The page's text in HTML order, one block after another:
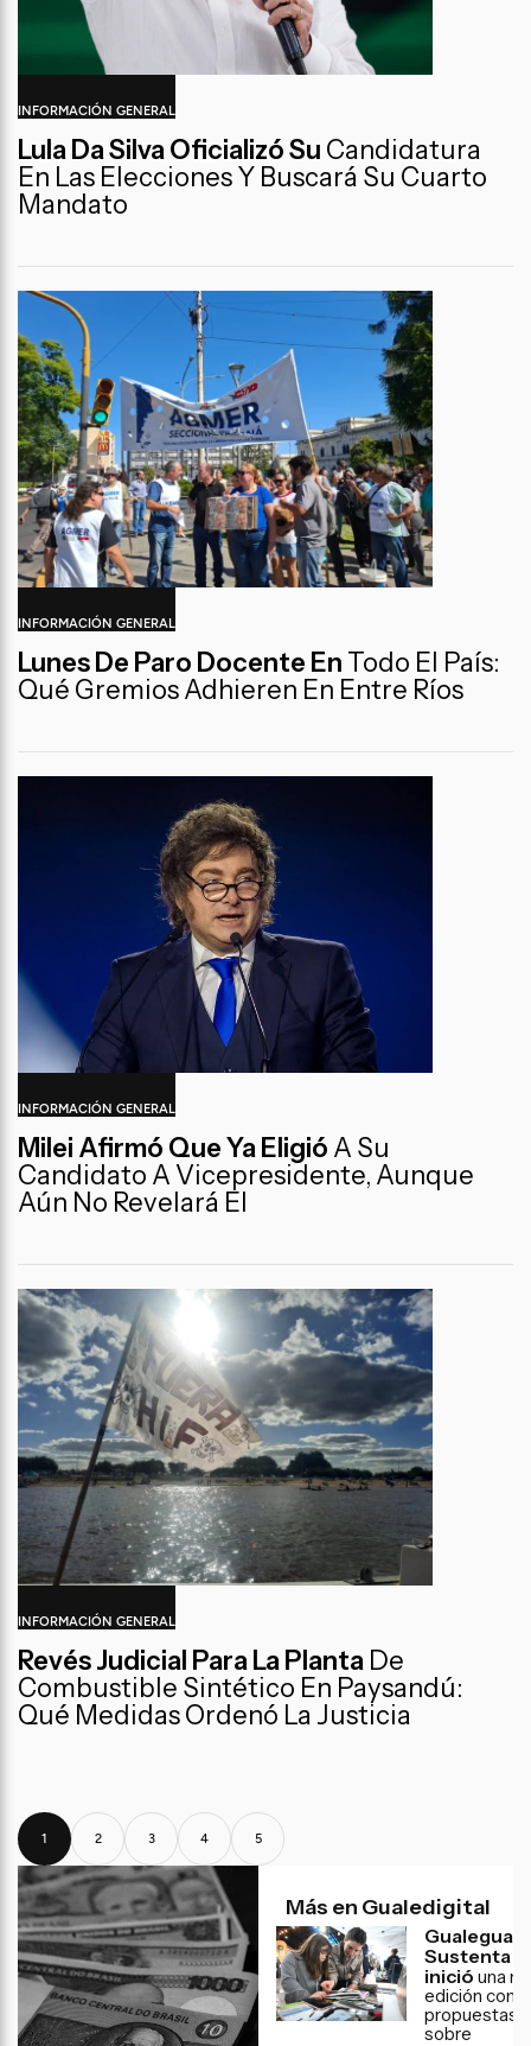
INFORMACIÓN GENERAL
Lula Da Silva Oficializó Su Candidatura
En Las Elecciones Y Buscará Su Cuarto
Mandato
INFORMACIÓN GENERAL
Lunes De Paro Docente En Todo El País:
Qué Gremios Adhieren En Entre Ríos
INFORMACIÓN GENERAL
Milei Afirmó Que Ya Eligió A Su
Candidato A Vicepresidente, Aunque
Aún No Revelará El
INFORMACIÓN GENERAL
Revés Judicial Para La Planta De
Combustible Sintético En Paysandú:
Qué Medidas Ordenó La Justicia
1 2 3 4 5
Más en Gualedigital
Sustenta
inició una
edición con
propuestas
sobre